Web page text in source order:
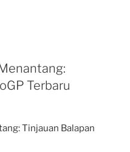
Terbaru
Tinjauan Balapan